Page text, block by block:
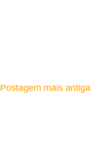
Postagem mais antiga